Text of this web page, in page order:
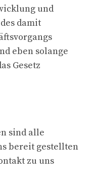
und
damit
eben solange
Gesetz
sind alle
bereit gestellten
zu uns